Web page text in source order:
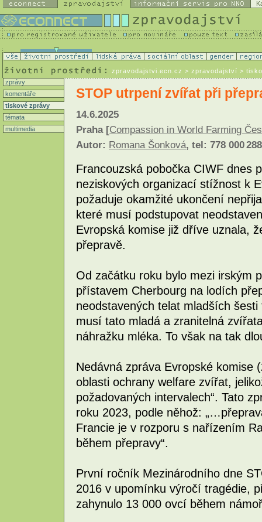
zpravodajstvi.ecn.cz > zpravodajství >
zprávy
komentáře
tiskové zprávy
témata
multimedia
STOP utrpení zvířat při
14.6.2025
Praha [Compassion in World Farming
Autor: Romana Šonková, tel: 778 000 288
Francouzská pobočka CIWF dnes
neziskových organizací stížnost k
požaduje okamžité ukončení
které musí podstupovat
Evropská komise již dříve uznala,
přepravě.
Od začátku roku bylo mezi irským
přístavem Cherbourg na lodích
neodstavených telat mladších
musí tato mladá a zranitelná
náhražku mléka. To však na tak
Nedávná zpráva Evropské komise
oblasti ochrany welfare zvířat,
požadovaných intervalech“. Tato
roku 2023, podle něhož:
Francie je v rozporu s nařízením
během přepravy“.
První ročník Mezinárodního dne
2016 v upomínku výročí tragédie,
zahynulo 13 000 ovcí během